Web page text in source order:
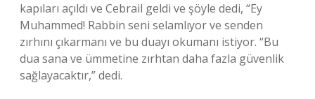
kapıları açıldı ve Cebrail geldi ve şöyle dedi, “Ey
Muhammed! Rabbin seni selamlıyor ve senden
zırhını çıkarmanı ve bu duayı okumanı istiyor. “Bu
dua sana ve ümmetine zırhtan daha fazla güvenlik
sağlayacaktır,” dedi.